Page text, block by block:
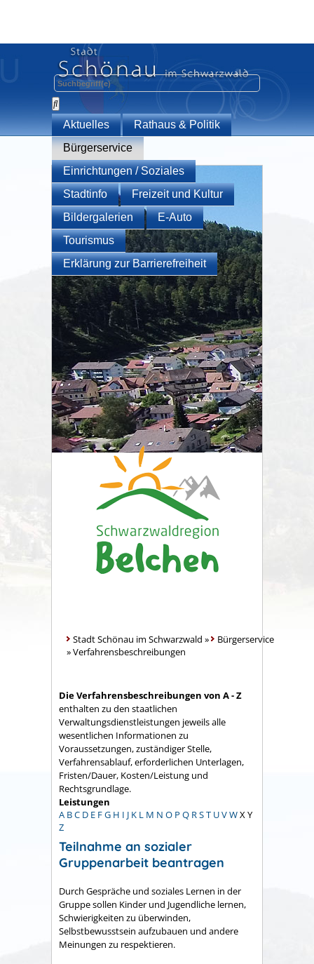
Aktuelles
Rathaus & Politik
Bürgerservice
Einrichtungen / Soziales
Stadtinfo
Freizeit und Kultur
Bildergalerien
E-Auto
Tourismus
Erklärung zur Barrierefreiheit
Stadt Schönau im Schwarzwald »
Bürgerservice
»Verfahrensbeschreibungen
Die Verfahrensbeschreibungen von A - Z
enthalten zu den staatlichen
Verwaltungsdienstleistungen jeweils alle
wesentlichen Informationen zu
Voraussetzungen, zuständiger Stelle,
Verfahrensablauf, erforderlichen Unterlagen,
Fristen/Dauer, Kosten/Leistung und
Rechtsgrundlage.
Leistungen
A BC D E FG H I J K L M N O P Q RST UVWX Y
Z
Teilnahme an sozialer
Gruppenarbeit beantragen
Durch Gespräche und soziales Lernen in der
Gruppe sollen Kinder und Jugendliche lernen,
Schwierigkeiten zu überwinden,
Selbstbewusstsein aufzubauen und andere
Meinungen zu respektieren.